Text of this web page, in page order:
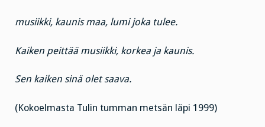
musiikki, kaunis maa, lumi joka tulee.
Kaiken peittää musiikki, korkea ja kaunis.
Sen kaiken sinä olet saava.
(Kokoelmasta Tulin tumman metsän läpi 1999)